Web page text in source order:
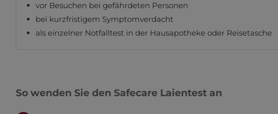
vor Besuchen bei gefährdeten Personen
bei kurzfristigem Symptomverdacht
als einzelner Notfalltest in der Hausapotheke oder Reisetasche
So wenden Sie den Safecare Laientest an